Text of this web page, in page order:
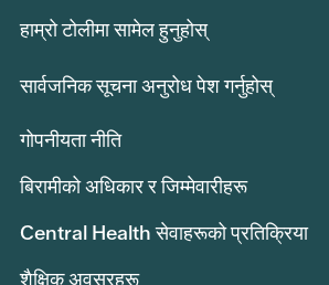
हाम्रो टोलीमा सामेल हुनुहोस्
सार्वजनिक सूचना अनुरोध पेश गर्नुहोस्
गोपनीयता नीति
बिरामीको अधिकार र जिम्मेवारीहरू
Central Health सेवाहरूको प्रतिक्रिया
शैक्षिक अवसरहरू